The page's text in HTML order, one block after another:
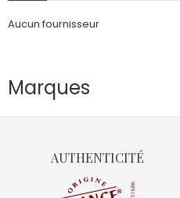
Aucun fournisseur
Marques
AUTHENTICITÉ